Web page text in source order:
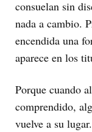
consuelan sin
nada a cambio.
encendida una
aparece en los
Porque cuando
comprendido,
vuelve a su lugar.